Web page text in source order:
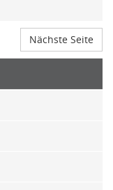
Nächste Seite